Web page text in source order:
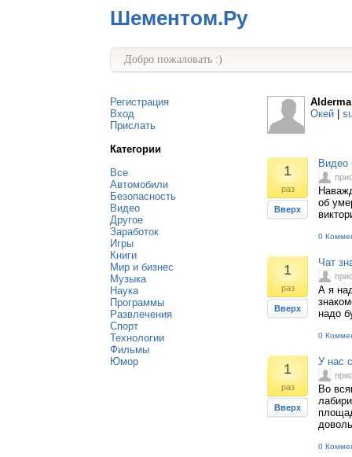
Шементом.Ру
Добро пожаловать :)
Регистрация
Вход
Прислать
Категории
Все
Автомобили
Безопасность
Видео
Другое
Заработок
Игры
Книги
Мир и бизнес
Музыка
Наука
Программы
Развлечения
Спорт
Технологии
Фильмы
Юмор
Alderma
Окей
1
раз
Вверх
Видео
об
0
1
раз
Вверх
Чат
А я
надо
0
1
раз
Вверх
У нас
Во
0